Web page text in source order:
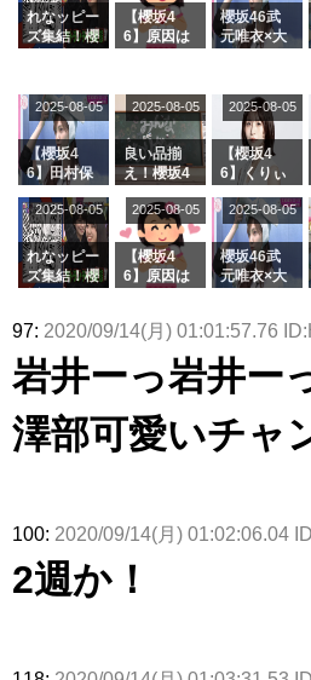
k』オフィ
シャルグッ
ズ絶賛販売
沼晶保【く
りぃむナン
タラ】
れなッピー
ズ集結！櫻
理子、8/6
「ラヴィッ
ト！」水曜
スタジオ出
演決定
【櫻坂4
6】原因は
uddiesを
ざわつかせ
る...
櫻坂46武
元唯衣×大
カップお姉
さんに恐怖
【くりぃむ
ナンタラ】
【櫻坂4
6】田村保
ージを脱い
でいた理由
2025-08-05
良い品揃
え！櫻坂4
グル『Mak
e or Brea
k』オフィ
シャルグッ
ズ絶賛販売
2025-08-05
【櫻坂4
6】くりぃ
の2人を手
玉に取る大
沼晶保【く
りぃむナン
タラ】
2025-08-05
れなッピー
ズ集結！櫻
理子、8/6
「ラヴィッ
ト！」水曜
スタジオ出
演決定
2025-08-05
【櫻坂4
6】原因は
uddiesを
ざわつかせ
る...
2025-08-05
櫻坂46武
元唯衣×大
カップお姉
さんに恐怖
【くりぃむ
ナンタラ】
2025-08-05
97: 2020/09/14(月) 01:01:57.76
岩井ーっ岩井ー
澤部可愛いチャ
100: 2020/09/14(月) 01:02:06.04
2週か！